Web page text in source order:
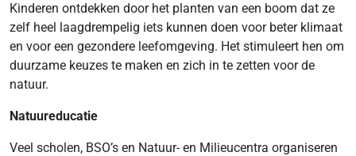
Kinderen ontdekken door het planten van een boom dat ze
zelf heel laagdrempelig iets kunnen doen voor beter klimaat
en voor een gezondere leefomgeving. Het stimuleert hen om
duurzame keuzes te maken en zich in te zetten voor de
natuur.
Natuureducatie
Veel scholen, BSO’s en Natuur- en Milieucentra organiseren